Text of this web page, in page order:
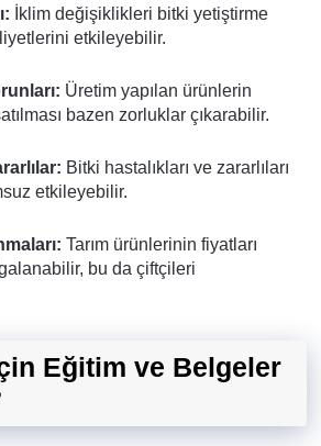
İklim değişiklikleri bitki yetiştirme
etkileyebilir.
Üretim yapılan ürünlerin
bazen zorluklar çıkarabilir.
Bitki hastalıkları ve zararlıları
etkileyebilir.
Tarım ürünlerinin fiyatları
bu da çiftçileri
Eğitim ve Belgeler